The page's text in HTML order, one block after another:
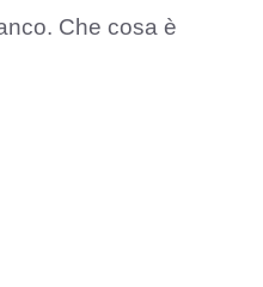
Che cosa è